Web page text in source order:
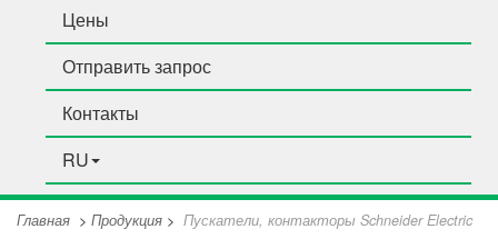
Цены
Отправить запрос
Контакты
RU
Главная > Продукция > Пускатели, контакторы Schneider Electric